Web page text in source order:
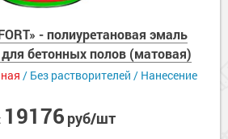
- полиуретановая эмаль
для бетонных полов (матовая)
/ Без растворителей / Нанесение
19176 руб/шт